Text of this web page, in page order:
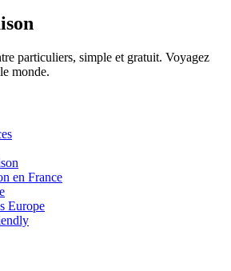
particuliers, simple et gratuit. Voyagez
monde.
en France
Europe